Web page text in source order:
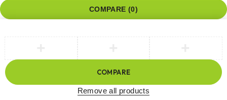
COMPARE (0)
COMPARE
Remove all products